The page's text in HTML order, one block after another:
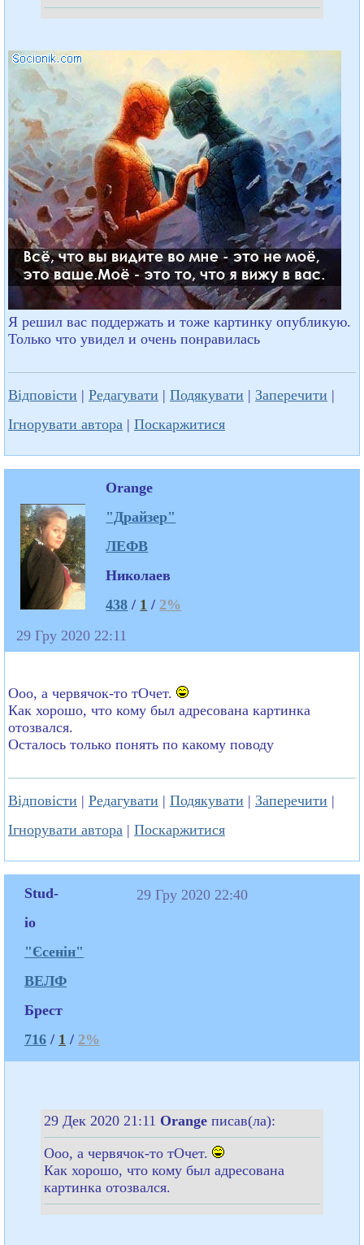
Я решил вас поддержать и тоже картинку опубликую.
Только что увидел и очень понравилась
Відповісти | Редагувати | Подякувати | Заперечити |
Ігнорувати автора | Поскаржитися
Orange
"Драйзер"
ЛЕФВ
Николаев
438 / 1 / 2%
29 Гру 2020 22:11
Ооо, а червячок-то тОчет.
Как хорошо, что кому был адресована картинка
отозвался.
Осталось только понять по какому поводу
Відповісти | Редагувати | Подякувати | Заперечити |
Ігнорувати автора | Поскаржитися
Stud-
io
"Єсенін"
ВЕЛФ
Брест
716 / 1 / 2%
29 Гру 2020 22:40
29 Дек 2020 21:11 Orange писав(ла):
Ооо, а червячок-то тОчет.
Как хорошо, что кому был адресована
картинка отозвался.